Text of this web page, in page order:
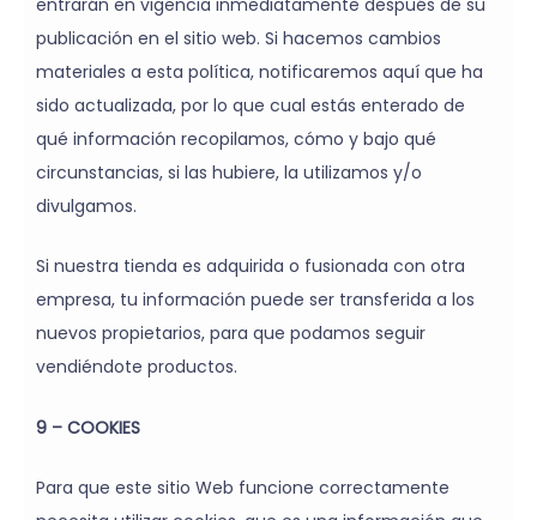
entrarán en vigencia inmediatamente después de su
publicación en el sitio web. Si hacemos cambios
materiales a esta política, notificaremos aquí que ha
sido actualizada, por lo que cual estás enterado de
qué información recopilamos, cómo y bajo qué
circunstancias, si las hubiere, la utilizamos y/o
divulgamos.
Si nuestra tienda es adquirida o fusionada con otra
empresa, tu información puede ser transferida a los
nuevos propietarios, para que podamos seguir
vendiéndote productos.
9 – COOKIES
Para que este sitio Web funcione correctamente